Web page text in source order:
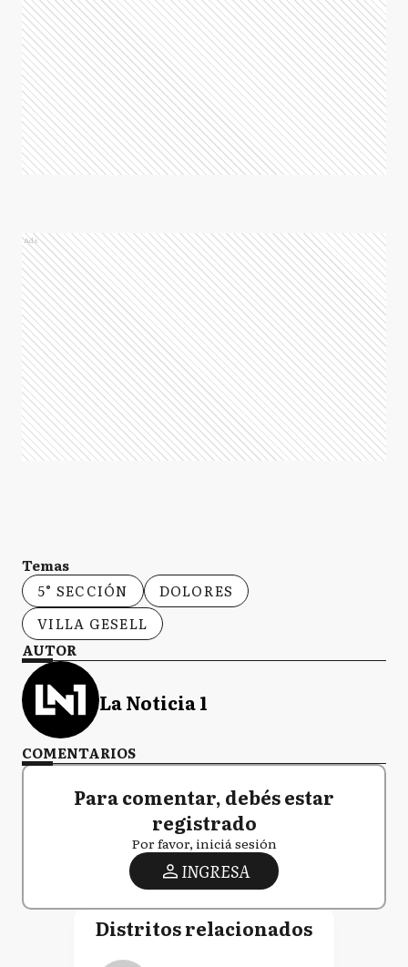
Ads
Temas
5° SECCIÓN
DOLORES
VILLA GESELL
AUTOR
La Noticia 1
COMENTARIOS
Para comentar, debés estar
registrado
Por favor, iniciá sesión
INGRESA
Distritos relacionados